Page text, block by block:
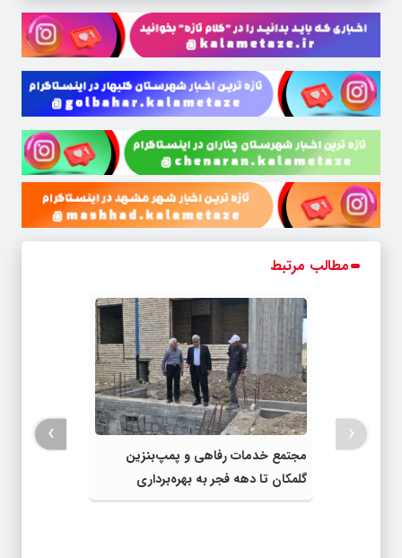
مطالب مرتبط
مجتمع خدمات رفاهی و پمپ‌بنزین
گلمکان تا دهه فجر به بهره‌برداری
می‌رسد
‹
›